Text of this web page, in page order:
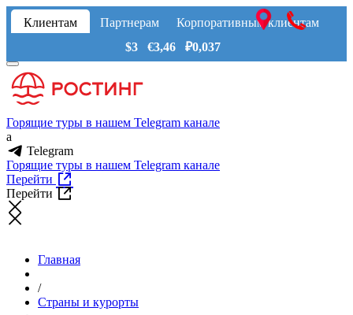
Клиентам Партнерам
Корпоративным клиентам
$3 €3,46 ₽0,037
Горящие туры в нашем Telegram канале
a
Telegram
Горящие туры в нашем Telegram канале
Перейти
Перейти
Главная
/
Страны и курорты